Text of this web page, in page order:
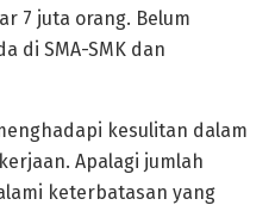
7 juta orang. Belum
di SMA-SMK dan
kesulitan dalam
Apalagi jumlah
keterbatasan yang